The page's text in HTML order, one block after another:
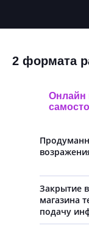
2 формата
Онлайн
Закрытие
магазина
подачу